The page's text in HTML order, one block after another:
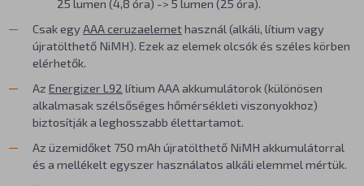
25 lumen (4,8 óra) -> 5 lumen (25 óra).
Csak egyAAA ceruzaelemethasznál (alkáli, lítium vagy
újratölthető NiMH). Ezek az elemek olcsók és széles körben
elérhetők.
Az Energizer L92 lítium AAA akkumulátorok (különösen
alkalmasak szélsőséges hőmérsékleti viszonyokhoz)
biztosítják a leghosszabb élettartamot.
Az üzemidőket 750 mAh újratölthető NiMH akkumulátorral
és a mellékelt egyszer használatos alkáli elemmel mértük.